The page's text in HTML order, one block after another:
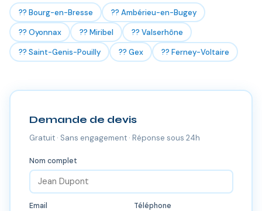
?? Bourg-en-Bresse
?? Ambérieu-en-Bugey
?? Oyonnax
?? Miribel
?? Valserhône
?? Saint-Genis-Pouilly
?? Gex ?? Ferney-Voltaire
Demande de devis
Gratuit · Sans engagement · Réponse sous 24h
Nom complet
Email Téléphone